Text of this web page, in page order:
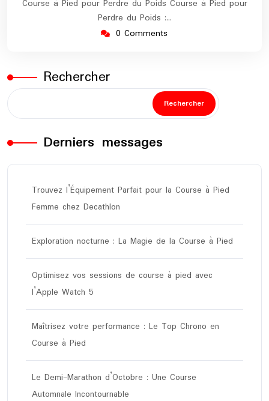
Course à Pied pour Perdre du Poids Course à Pied pour
Perdre du Poids :…
0 Comments
Rechercher
Rechercher
Derniers messages
Trouvez l’Équipement Parfait pour la Course à Pied
Femme chez Decathlon
Exploration nocturne : La Magie de la Course à Pied
Optimisez vos sessions de course à pied avec
l’Apple Watch 5
Maîtrisez votre performance : Le Top Chrono en
Course à Pied
Le Demi-Marathon d’Octobre : Une Course
Automnale Incontournable